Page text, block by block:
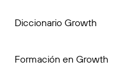
Diccionario Growth
Formación en Growth